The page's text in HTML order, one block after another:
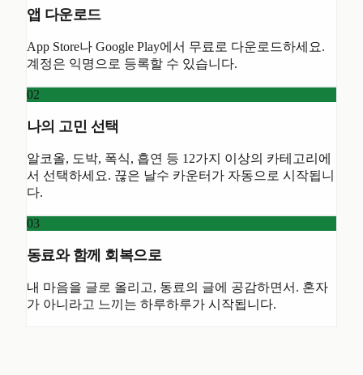
앱 다운로드
App Store나 Google Play에서 무료로 다운로드하세요.
계정은 익명으로 등록할 수 있습니다.
02
나의 고민 선택
알코올, 도박, 폭식, 흡연 등 12가지 이상의 카테고리에
서 선택하세요. 끊은 날수 카운터가 자동으로 시작됩니
다.
03
동료와 함께 회복으로
내 마음을 글로 올리고, 동료의 글에 공감하면서. 혼자
가 아니라고 느끼는 하루하루가 시작됩니다.